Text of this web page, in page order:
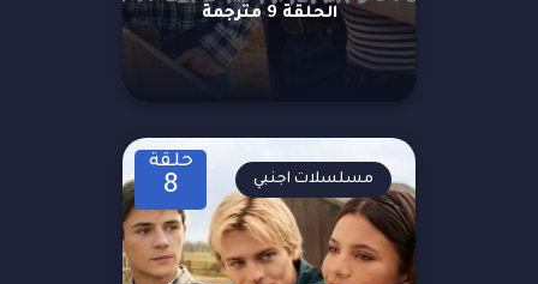
الحلقة 9 مترجمة
حلقة
8 مسلسلات اجنبي